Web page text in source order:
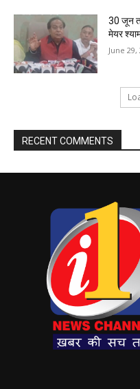
30 जून
मेयर
June 29,
RECENT COMMENTS